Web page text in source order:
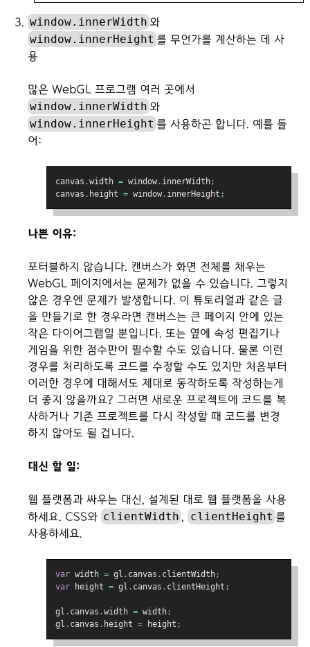
window.innerWidth 와
window.innerHeight 를 무언가를 계산하는 데 사
용
많은 WebGL 프로그램 여러 곳에서
window.innerWidth 와
window.innerHeight 를 사용하곤 합니다. 예를 들
어:
canvas .width = window. innerWidth;
canvas . height = window. innerHeight ;
나쁜 이유:
포터블하지 않습니다. 캔버스가 화면 전체를 채우는
WebGL 페이지에서는 문제가 없을 수 있습니다. 그렇지
않은 경우엔 문제가 발생합니다. 이 튜토리얼과 같은 글
을 만들기로 한 경우라면 캔버스는 큰 페이지 안에 있는
작은 다이어그램일 뿐입니다. 또는 옆에 속성 편집기나
게임을 위한 점수판이 필수할 수도 있습니다. 물론 이런
경우를 처리하도록 코드를 수정할 수도 있지만 처음부터
이러한 경우에 대해서도 제대로 동작하도록 작성하는게
더 좋지 않을까요? 그러면 새로운 프로젝트에 코드를 복
사하거나 기존 프로젝트를 다시 작성할 때 코드를 변경
하지 않아도 될 겁니다.
대신 할 일:
웹 플랫폼과 싸우는 대신, 설계된 대로 웹 플랫폼을 사용
하세요. CSS와 clientWidth , clientHeight 를
사용하세요.
var width = gl . canvas . clientWidth;
var height = gl . canvas . clientHeight ;
gl . canvas .width = width;
gl . canvas . height = height ;